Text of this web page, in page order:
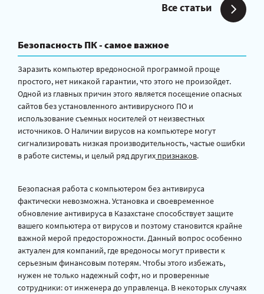
Все статьи
Безопасность ПК - самое важное
Заразить компьютер вредоносной программой проще
простого, нет никакой гарантии, что этого не произойдет.
Одной из главных причин этого является посещение опасных
сайтов без установленного антивирусного ПО и
использование съемных носителей от неизвестных
источников. О Наличии вирусов на компьютере могут
сигнализировать низкая производительность, частые ошибки
в работе системы, и целый ряд других признаков.
Безопасная работа с компьютером без антивируса
фактически невозможна. Установка и своевременное
обновление антивируса в Казахстане способствует защите
вашего компьютера от вирусов и поэтому становится крайне
важной мерой предосторожности. Данный вопрос особенно
актуален для компаний, где вредоносы могут привести к
серьезным финансовым потерям. Чтобы этого избежать,
нужен не только надежный софт, но и проверенные
сотрудники: от инженера до управленца. В некоторых случаях